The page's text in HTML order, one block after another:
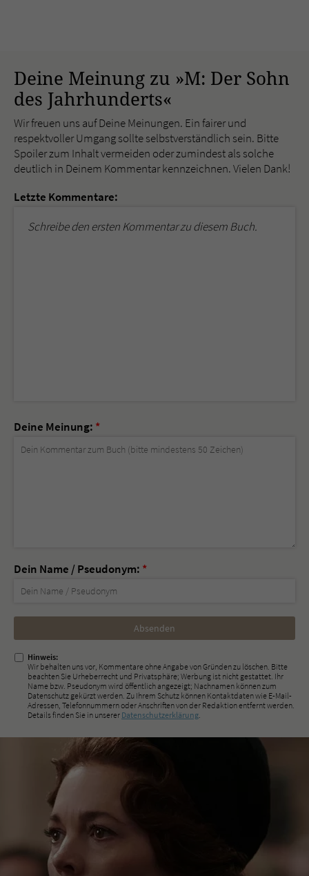
Deine Meinung zu »M: Der Sohn
des Jahrhunderts«
Wir freuen uns auf Deine Meinungen. Ein fairer und
respektvoller Umgang sollte selbstverständlich sein. Bitte
Spoiler zum Inhalt vermeiden oder zumindest als solche
deutlich in Deinem Kommentar kennzeichnen. Vielen Dank!
Letzte Kommentare:
Schreibe den ersten Kommentar zu diesem Buch.
Deine Meinung: *
Dein Name / Pseudonym: *
Nicht
ausfüllen!
Hinweis:
Wir behalten uns vor, Kommentare ohne Angabe von Gründen zu löschen. Bitte
beachten Sie Urheberrecht und Privatsphäre; Werbung ist nicht gestattet. Ihr
Name bzw. Pseudonym wird öffentlich angezeigt; Nachnamen können zum
Datenschutz gekürzt werden. Zu Ihrem Schutz können Kontaktdaten wie E-Mail-
Adressen, Telefonnummern oder Anschriften von der Redaktion entfernt werden.
Details finden Sie in unserer Datenschutzerklärung